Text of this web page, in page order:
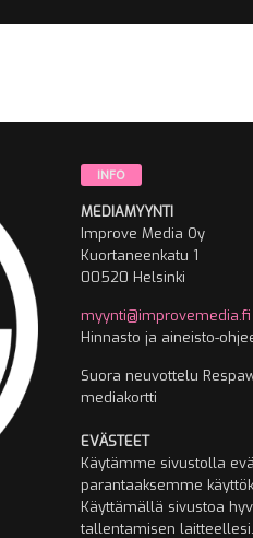
INFO
MEDIAMYYNTI
Improve Media Oy
Kuortaneenkatu 1
00520 Helsinki
myynti@improvemedia.fi
Hinnasto ja aineisto-
Suora neuvottelu
mediakortti
EVÄSTEET
Käytämme sivustolla
parantaaksemme
Käyttämällä sivustoa
tallentamisen laitteellesi.